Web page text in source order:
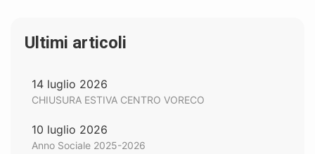
Ultimi articoli
14 luglio 2026
CHIUSURA ESTIVA CENTRO VORECO
10 luglio 2026
Anno Sociale 2025-2026